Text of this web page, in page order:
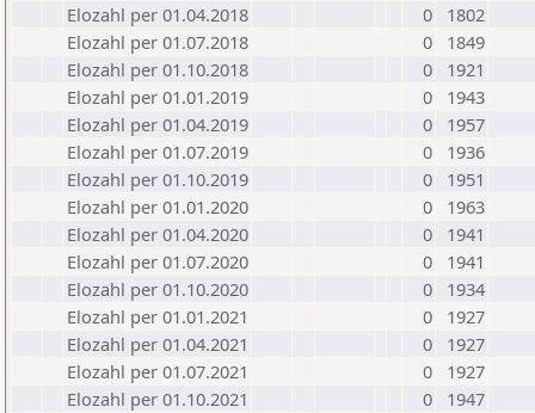
Elozahl per 01.04.2018
0
1802
Elozahl per 01.07.2018
0
1849
Elozahl per 01.10.2018
0
1921
Elozahl per 01.01.2019
0
1943
Elozahl per 01.04.2019
0
1957
Elozahl per 01.07.2019
0
1936
Elozahl per 01.10.2019
0
1951
Elozahl per 01.01.2020
0
1963
Elozahl per 01.04.2020
0
1941
Elozahl per 01.07.2020
0
1941
Elozahl per 01.10.2020
0
1934
Elozahl per 01.01.2021
0
1927
Elozahl per 01.04.2021
0
1927
Elozahl per 01.07.2021
0
1927
Elozahl per 01.10.2021
0
1947